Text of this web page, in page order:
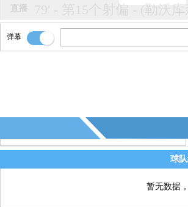
直播 79' - 第15个射偏 - (勒沃
直播 78' - 第8个越位 - (勒沃库
77' - 第5个射正 - (勒沃库
弹幕
球
暂无数据